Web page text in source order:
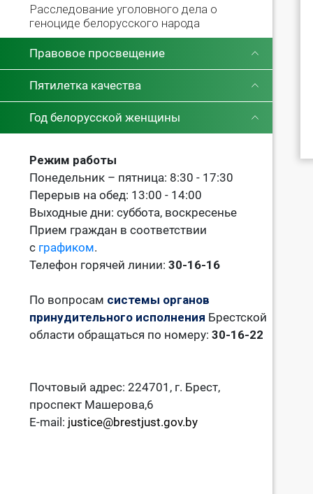
Расследование уголовного дела о
геноциде белорусского народа
Правовое просвещение
Пятилетка качества
Год белорусской женщины
Режим работы
Понедельник – пятница: 8:30 - 17:30
Перерыв на обед: 13:00 - 14:00
Выходные дни: суббота, воскресенье
Прием граждан в соответствии
с графиком.
Телефон горячей линии: 30-16-16
По вопросам системы органов
принудительного исполнения Брестской
области обращаться по номеру: 30-16-22
Почтовый адрес: 224701, г. Брест,
проспект Машерова,6
E-mail: justice@brestjust.gov.by